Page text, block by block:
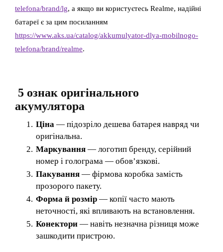
telefona/brand/lg, а якщо ви користуєтесь Realme, надійні
батареї є за цим посиланням
https://www.aks.ua/catalog/akkumulyator-dlya-mobilnogo-
telefona/brand/realme.
5 ознак оригінального
акумулятора
Ціна — підозріло дешева батарея навряд чи
оригінальна.
Маркування — логотип бренду, серійний
номер і голограма — обов’язкові.
Пакування — фірмова коробка замість
прозорого пакету.
Форма й розмір — копії часто мають
неточності, які впливають на встановлення.
Конектори — навіть незначна різниця може
зашкодити пристрою.